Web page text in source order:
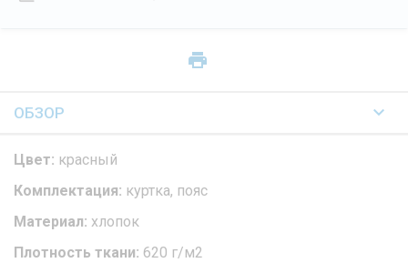
ОБЗОР
Цвет: красный
Комплектация: куртка, пояс
Материал: хлопок
Плотность ткани: 620 г/м2